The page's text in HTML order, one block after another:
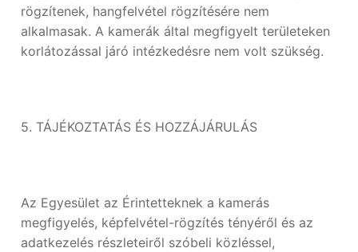
rögzítenek, hangfelvétel rögzítésére nem
alkalmasak. A kamerák által megfigyelt területeken
korlátozással járó intézkedésre nem volt szükség.
5. TÁJÉKOZTATÁS ÉS HOZZÁJÁRULÁS
Az Egyesület az Érintetteknek a kamerás
megfigyelés, képfelvétel-rögzítés tényéről és az
adatkezelés részleteiről szóbeli közléssel,